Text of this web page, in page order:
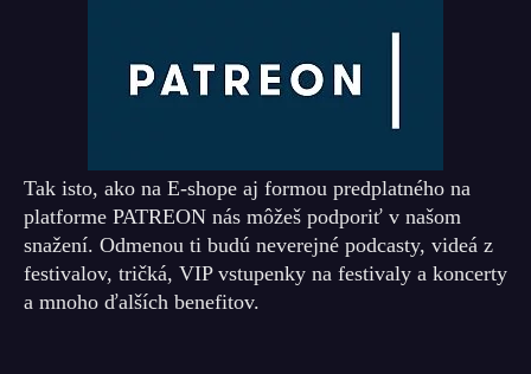
Tak isto, ako na E-shope aj formou predplatného na
platforme PATREON nás môžeš podporiť v našom
snažení. Odmenou ti budú neverejné podcasty, videá z
festivalov, tričká, VIP vstupenky na festivaly a koncerty
a mnoho ďalších benefitov.